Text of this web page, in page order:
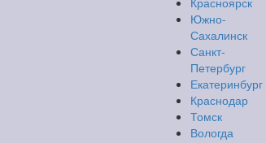
Южно-
Сахалинск
Санкт-
Петербург
Екатеринбург
Краснодар
Томск
Вологда